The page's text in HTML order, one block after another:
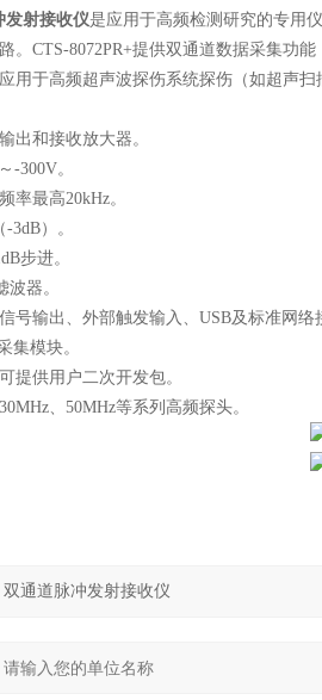
发射接收仪是应用于高频检测研究的专用
。CTS-8072PR+提供双通道数据采集功
用于高频超声波探伤系统探伤（如超声
出和接收放大器。
-300V。
率最高20kHz。
3dB）。
步进。
波器。
号输出、外部触发输入、USB及标准网络
集模块。
提供用户二次开发包。
、50MHz等系列高频探头。